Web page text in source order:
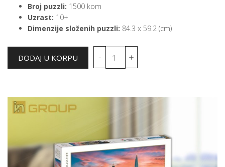
Broj puzzli: 1500 kom
Uzrast: 10+
Dimenzije složenih puzzli: 84.3 x 59.2 (cm)